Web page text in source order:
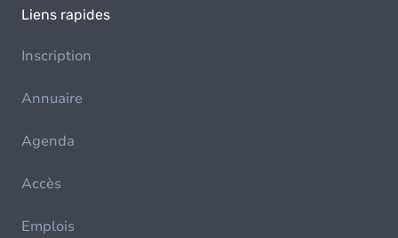
Liens rapides
Inscription
Annuaire
Agenda
Accès
Emplois